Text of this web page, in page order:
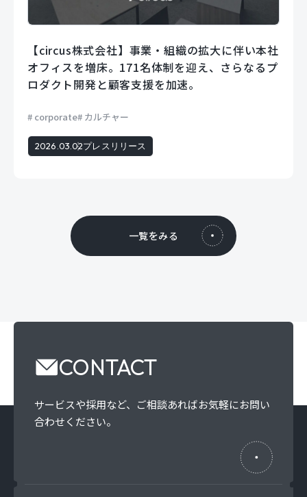
一覧をみる
【circus株式会社】事業・組織の拡大に伴い本社
オフィスを増床。171名体制を迎え、さらなるプ
ロダクト開発と顧客支援を加速。
corporate カルチャー
2026.03.02プレスリリース
CONTACT
サービスや採用など、 ご相談あればお気軽にお問い
合わせください。